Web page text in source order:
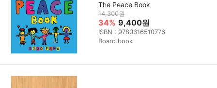
The Peace Book
14,300원
34% 9,400원
ISBN : 9780316510776
Board book